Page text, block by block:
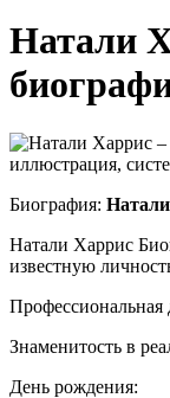
Натали
Биография:
Натали Харрис
известную
Профессиональная
Знаменитость в
День рождения: